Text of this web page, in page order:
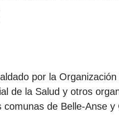
por la
de la Salud y otros
de Belle-Anse y